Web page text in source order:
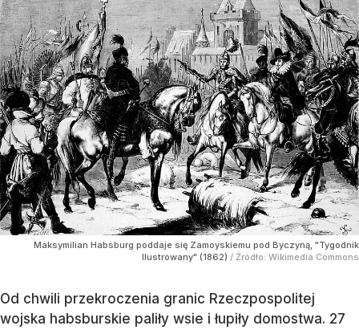
Maksymilian Habsburg poddaje się Zamoyskiemu pod Byczyną, "Tygodnik
Ilustrowany" (1862) / Źródło: Wikimedia Commons
Od chwili przekroczenia granic Rzeczpospolitej
wojska habsburskie paliły wsie i łupiły domostwa. 27